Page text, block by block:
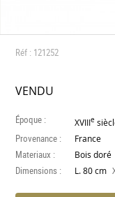
Réf : 121252
VENDU
Époque : XVIIIe
Provenance : France
Materiaux : Bois doré
Dimensions : L. 80 cm